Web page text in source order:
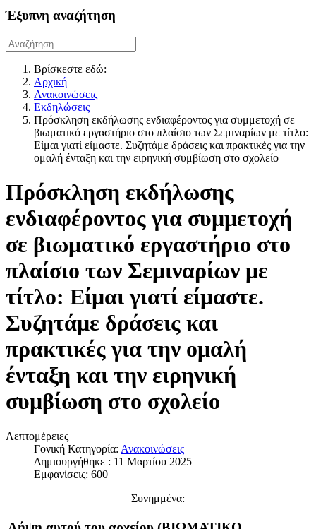
Έξυπνη αναζήτηση
Βρίσκεστε εδώ:
Αρχική
Ανακοινώσεις
Εκδηλώσεις
Πρόσκληση εκδήλωσης ενδιαφέροντος για συμμετοχή σε
βιωματικό εργαστήριο στο πλαίσιο των Σεμιναρίων με τίτλο:
Είμαι γιατί είμαστε. Συζητάμε δράσεις και πρακτικές για την
ομαλή ένταξη και την ειρηνική συμβίωση στο σχολείο
Πρόσκληση εκδήλωσης
ενδιαφέροντος για συμμετοχή
σε βιωματικό εργαστήριο στο
πλαίσιο των Σεμιναρίων με
τίτλο: Είμαι γιατί είμαστε.
Συζητάμε δράσεις και
πρακτικές για την ομαλή
ένταξη και την ειρηνική
συμβίωση στο σχολείο
Λεπτομέρειες
Γονική Κατηγορία: Ανακοινώσεις
Δημιουργήθηκε : 11 Μαρτίου 2025
Εμφανίσεις: 600
Συνημμένα: